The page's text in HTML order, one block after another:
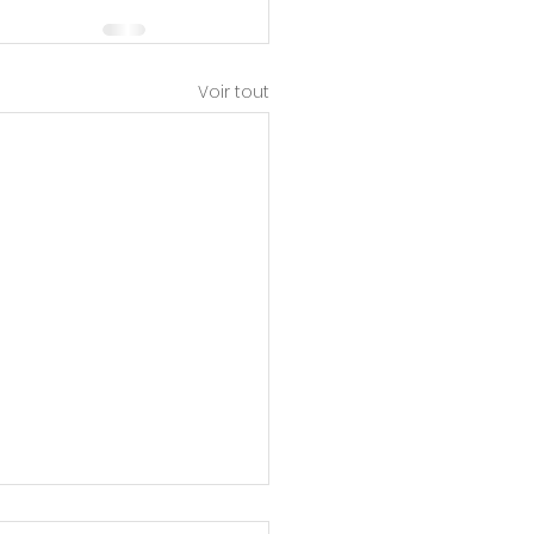
Voir tout